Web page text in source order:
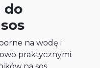
do
na wodę i
praktycznymi.